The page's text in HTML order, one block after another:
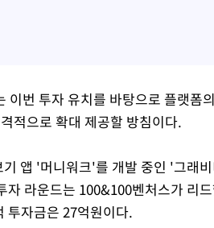
이번 투자 유치를 바탕으로 플랫폼
적으로 확대 제공할 방침이다.
앱 '머니워크'를 개발 중인 '그래
자 라운드는 100&100벤처스가 리
투자금은 27억원이다.